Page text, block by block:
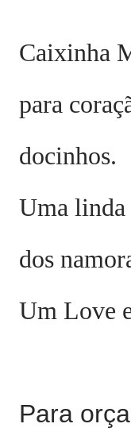
Caixinha
para
docinhos.
Uma linda
dos
Um Love
Para